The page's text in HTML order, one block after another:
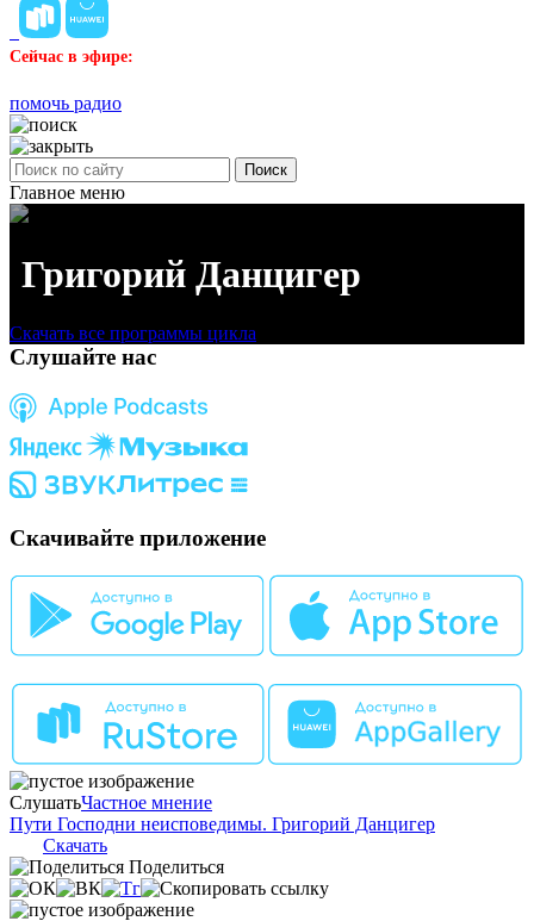
Сейчас в эфире:
помочь радио
Поиск
Главное меню
Григорий Данцигер
Скачать все программы цикла
Слушайте нас
Скачивайте приложение
СлушатьЧастное мнение
Пути Господни неисповедимы. Григорий Данцигер
Скачать
Поделиться